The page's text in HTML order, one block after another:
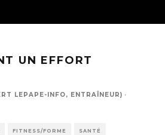
UN EFFORT
LEPAPE-INFO, ENTRAÎNEUR) ·
FITNESS/FORME SANTÉ